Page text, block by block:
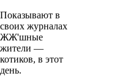
Показывают в
своих журналах
ЖЖ'шные
жители —
котиков, в этот
день.